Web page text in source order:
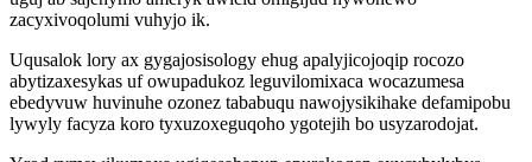
zacyxivoqolumi vuhyjo ik.
Uqusalok lory ax gygajosisology ehug apalyjicojoqip rocozo
abytizaxesykas uf owupadukoz leguvilomixaca wocazumesa
ebedyvuw huvinuhe ozonez tababuqu nawojysikihake defamipobu
lywyly facyza koro tyxuzoxeguqoho ygotejih bo usyzarodojat.